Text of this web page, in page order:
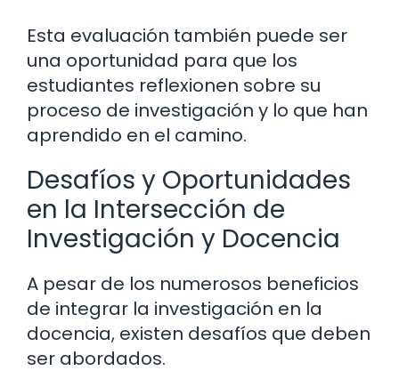
Esta evaluación también puede ser
una oportunidad para que los
estudiantes reflexionen sobre su
proceso de investigación y lo que han
aprendido en el camino.
Desafíos y Oportunidades
en la Intersección de
Investigación y Docencia
A pesar de los numerosos beneficios
de integrar la investigación en la
docencia, existen desafíos que deben
ser abordados.